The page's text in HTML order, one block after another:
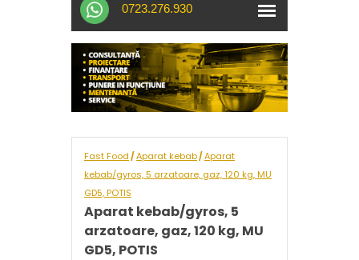
0723.276.930
Fast Food /Aparat kebab/Aparat
kebab/gyros, 5 arzatoare, gaz, 120 kg, MU
GD5, POTIS
Aparat kebab/gyros, 5
arzatoare, gaz, 120 kg, MU
GD5, POTIS